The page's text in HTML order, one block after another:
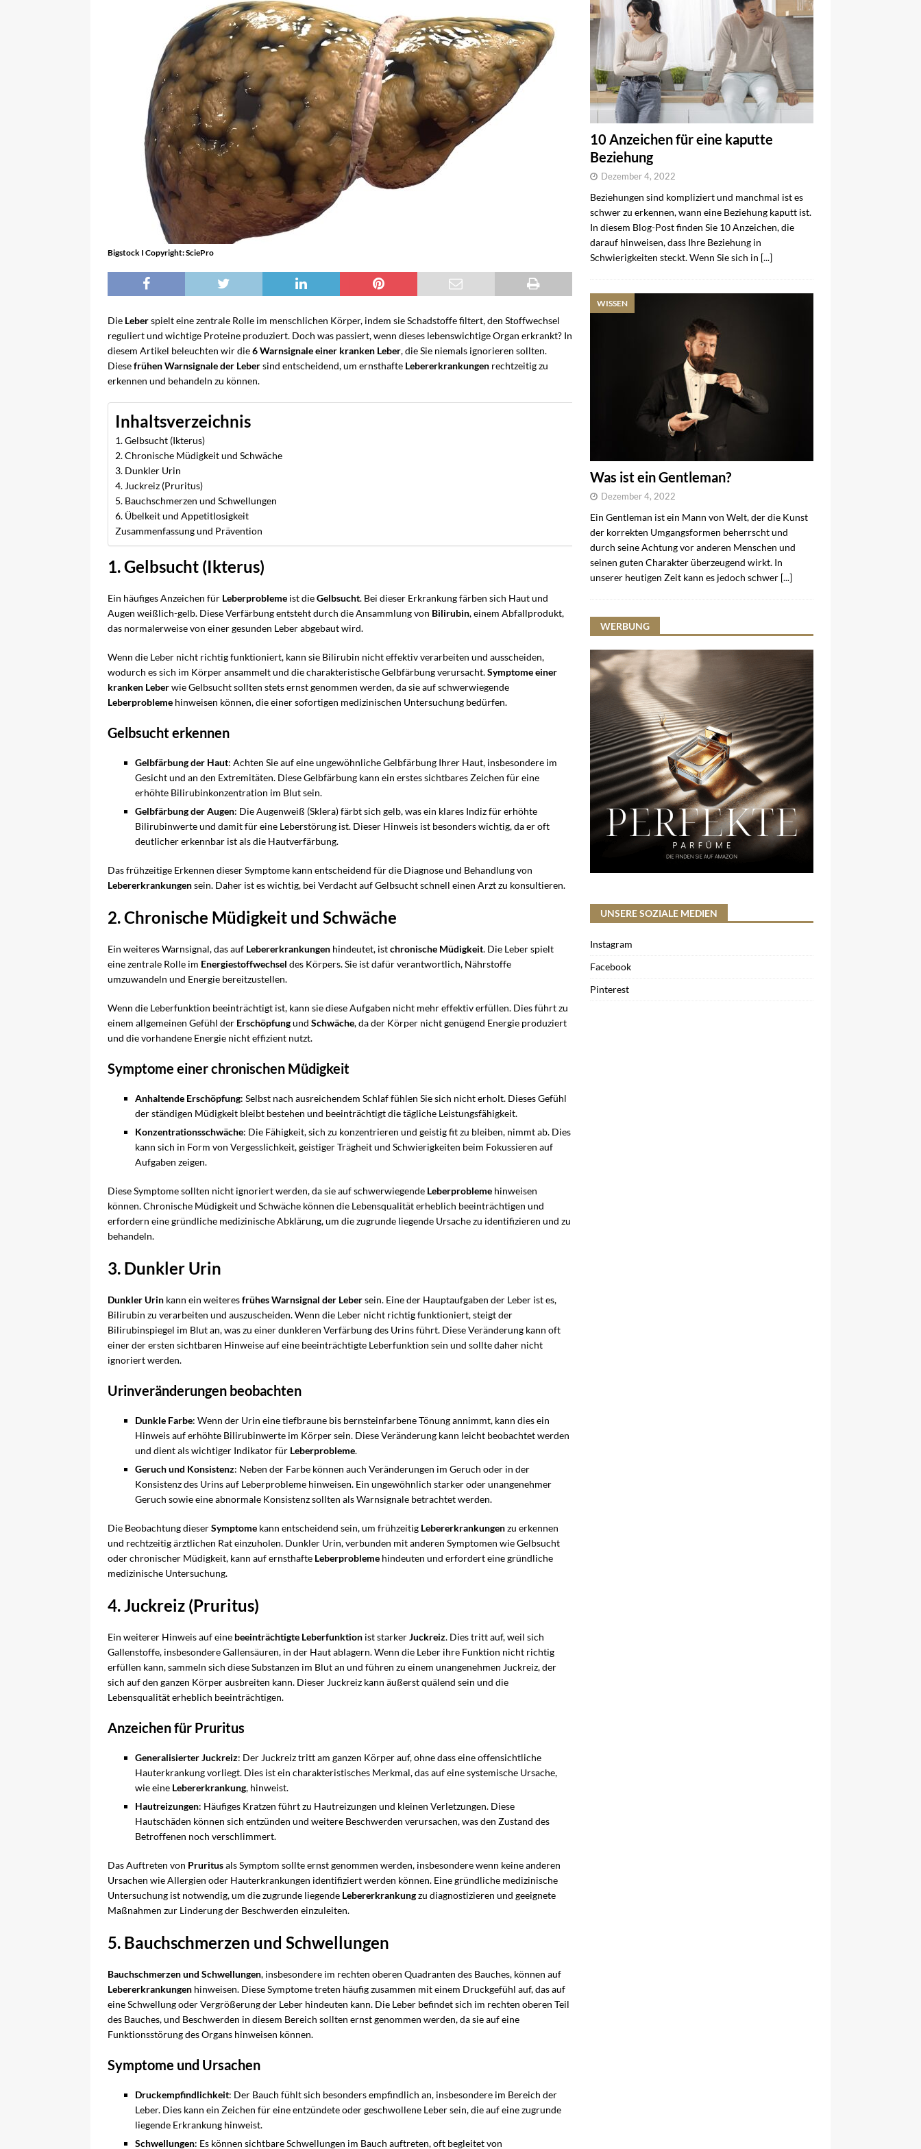
Bigstock I Copyright: SciePro
Die Leberspielt eine zentrale Rolle im menschlichen Körper, indem sie Schadstoffe filtert, den Stoffwechsel
reguliert und wichtige Proteine produziert. Doch was passiert, wenn dieses lebenswichtige Organ erkrankt? In
diesem Artikel beleuchten wir die6 Warnsignale einer kranken Leber, die Sie niemals ignorieren sollten.
Diesefrühen Warnsignale der Lebersind entscheidend, um ernsthafte Lebererkrankungen rechtzeitig zu
erkennen und behandeln zu können.
Inhaltsverzeichnis
1. Gelbsucht (Ikterus)
2. Chronische Müdigkeit und Schwäche
3. Dunkler Urin
4. Juckreiz (Pruritus)
5. Bauchschmerzen und Schwellungen
6. Übelkeit und Appetitlosigkeit
Zusammenfassung und Prävention
1. Gelbsucht (Ikterus)
Ein häufiges Anzeichen für Leberprobleme ist dieGelbsucht. Bei dieser Erkrankung färben sich Haut und
Augen weißlich-gelb. Diese Verfärbung entsteht durch die Ansammlung von Bilirubin, einem Abfallprodukt,
das normalerweise von einer gesunden Leber abgebaut wird.
Wenn die Leber nicht richtig funktioniert, kann sie Bilirubin nicht effektiv verarbeiten und ausscheiden,
wodurch es sich im Körper ansammelt und die charakteristische Gelbfärbung verursacht.Symptome einer
kranken Leberwie Gelbsucht sollten stets ernst genommen werden, da sie auf schwerwiegende
Leberprobleme hinweisen können, die einer sofortigen medizinischen Untersuchung bedürfen.
Gelbsucht erkennen
Gelbfärbung der Haut: Achten Sie auf eine ungewöhnliche Gelbfärbung Ihrer Haut, insbesondere im
Gesicht und an den Extremitäten. Diese Gelbfärbung kann ein erstes sichtbares Zeichen für eine
erhöhte Bilirubinkonzentration im Blut sein.
Gelbfärbung der Augen: Die Augenweiß (Sklera) färbt sich gelb, was ein klares Indiz für erhöhte
Bilirubinwerte und damit für eine Leberstörung ist. Dieser Hinweis ist besonders wichtig, da er oft
deutlicher erkennbar ist als die Hautverfärbung.
Das frühzeitige Erkennen dieser Symptome kann entscheidend für die Diagnose und Behandlung von
Lebererkrankungensein. Daher ist es wichtig, bei Verdacht auf Gelbsucht schnell einen Arzt zu konsultieren.
2. Chronische Müdigkeit und Schwäche
Ein weiteres Warnsignal, das auf Lebererkrankungen hindeutet, istchronische Müdigkeit. Die Leber spielt
eine zentrale Rolle im Energiestoffwechsel des Körpers. Sie ist dafür verantwortlich, Nährstoffe
umzuwandeln und Energie bereitzustellen.
Wenn die Leberfunktion beeinträchtigt ist, kann sie diese Aufgaben nicht mehr effektiv erfüllen. Dies führt zu
einem allgemeinen Gefühl der Erschöpfungund Schwäche, da der Körper nicht genügend Energie produziert
und die vorhandene Energie nicht effizient nutzt.
Symptome einer chronischen Müdigkeit
Anhaltende Erschöpfung: Selbst nach ausreichendem Schlaf fühlen Sie sich nicht erholt. Dieses Gefühl
der ständigen Müdigkeit bleibt bestehen und beeinträchtigt die tägliche Leistungsfähigkeit.
Konzentrationsschwäche: Die Fähigkeit, sich zu konzentrieren und geistig fit zu bleiben, nimmt ab. Dies
kann sich in Form von Vergesslichkeit, geistiger Trägheit und Schwierigkeiten beim Fokussieren auf
Aufgaben zeigen.
Diese Symptome sollten nicht ignoriert werden, da sie auf schwerwiegende Leberprobleme hinweisen
können. Chronische Müdigkeit und Schwäche können die Lebensqualität erheblich beeinträchtigen und
erfordern eine gründliche medizinische Abklärung, um die zugrunde liegende Ursache zu identifizieren und zu
behandeln.
3. Dunkler Urin
Dunkler Urin kann ein weiteresfrühes Warnsignal der Lebersein. Eine der Hauptaufgaben der Leber ist es,
Bilirubin zu verarbeiten und auszuscheiden. Wenn die Leber nicht richtig funktioniert, steigt der
Bilirubinspiegel im Blut an, was zu einer dunkleren Verfärbung des Urins führt. Diese Veränderung kann oft
einer der ersten sichtbaren Hinweise auf eine beeinträchtigte Leberfunktion sein und sollte daher nicht
ignoriert werden.
Urinveränderungen beobachten
Dunkle Farbe: Wenn der Urin eine tiefbraune bis bernsteinfarbene Tönung annimmt, kann dies ein
Hinweis auf erhöhte Bilirubinwerte im Körper sein. Diese Veränderung kann leicht beobachtet werden
und dient als wichtiger Indikator für Leberprobleme.
Geruch und Konsistenz: Neben der Farbe können auch Veränderungen im Geruch oder in der
Konsistenz des Urins auf Leberprobleme hinweisen. Ein ungewöhnlich starker oder unangenehmer
Geruch sowie eine abnormale Konsistenz sollten als Warnsignale betrachtet werden.
Die Beobachtung dieserSymptome kann entscheidend sein, um frühzeitig Lebererkrankungenzu erkennen
und rechtzeitig ärztlichen Rat einzuholen. Dunkler Urin, verbunden mit anderen Symptomen wie Gelbsucht
oder chronischer Müdigkeit, kann auf ernsthafte Leberprobleme hindeuten und erfordert eine gründliche
medizinische Untersuchung.
4. Juckreiz (Pruritus)
Ein weiterer Hinweis auf eine beeinträchtigte Leberfunktion ist starkerJuckreiz. Dies tritt auf, weil sich
Gallenstoffe, insbesondere Gallensäuren, in der Haut ablagern. Wenn die Leber ihre Funktion nicht richtig
erfüllen kann, sammeln sich diese Substanzen im Blut an und führen zu einem unangenehmen Juckreiz, der
sich auf den ganzen Körper ausbreiten kann. Dieser Juckreiz kann äußerst quälend sein und die
Lebensqualität erheblich beeinträchtigen.
Anzeichen für Pruritus
Generalisierter Juckreiz: Der Juckreiz tritt am ganzen Körper auf, ohne dass eine offensichtliche
Hauterkrankung vorliegt. Dies ist ein charakteristisches Merkmal, das auf eine systemische Ursache,
wie eine Lebererkrankung, hinweist.
Hautreizungen: Häufiges Kratzen führt zu Hautreizungen und kleinen Verletzungen. Diese
Hautschäden können sich entzünden und weitere Beschwerden verursachen, was den Zustand des
Betroffenen noch verschlimmert.
Das Auftreten von Pruritusals Symptom sollte ernst genommen werden, insbesondere wenn keine anderen
Ursachen wie Allergien oder Hauterkrankungen identifiziert werden können. Eine gründliche medizinische
Untersuchung ist notwendig, um die zugrunde liegende Lebererkrankungzu diagnostizieren und geeignete
Maßnahmen zur Linderung der Beschwerden einzuleiten.
5. Bauchschmerzen und Schwellungen
Bauchschmerzen und Schwellungen, insbesondere im rechten oberen Quadranten des Bauches, können auf
Lebererkrankungen hinweisen. Diese Symptome treten häufig zusammen mit einem Druckgefühl auf, das auf
eine Schwellung oder Vergrößerung der Leber hindeuten kann. Die Leber befindet sich im rechten oberen Teil
des Bauches, und Beschwerden in diesem Bereich sollten ernst genommen werden, da sie auf eine
Funktionsstörung des Organs hinweisen können.
Symptome und Ursachen
Druckempfindlichkeit: Der Bauch fühlt sich besonders empfindlich an, insbesondere im Bereich der
Leber. Dies kann ein Zeichen für eine entzündete oder geschwollene Leber sein, die auf eine zugrunde
liegende Erkrankung hinweist.
Schwellungen: Es können sichtbare Schwellungen im Bauch auftreten, oft begleitet von
10 Anzeichen für eine kaputte
Beziehung
Dezember 4, 2022
Beziehungen sind kompliziert und manchmal ist es
schwer zu erkennen, wann eine Beziehung kaputt ist.
In diesem Blog-Post finden Sie 10 Anzeichen, die
darauf hinweisen, dass Ihre Beziehung in
Schwierigkeiten steckt. Wenn Sie sich in [...]
WISSEN
Was ist ein Gentleman?
Dezember 4, 2022
Ein Gentleman ist ein Mann von Welt, der die Kunst
der korrekten Umgangsformen beherrscht und
durch seine Achtung vor anderen Menschen und
seinen guten Charakter überzeugend wirkt. In
unserer heutigen Zeit kann es jedoch schwer [...]
WERBUNG
UNSERE SOZIALE MEDIEN
Instagram
Facebook
Pinterest